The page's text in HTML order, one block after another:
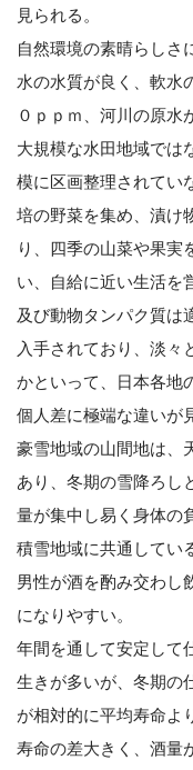
見られる。
自然環境の素晴らしさ
水の水質が良く、軟水
０ｐｐｍ、河川の原水
大規模な水田地域では
模に区画整理されてい
培の野菜を集め、漬け
り、四季の山菜や果実
い、自給に近い生活を
及び動物タンパク質は
入手されており、淡々
かといって、日本各地
個人差に極端な違いが
豪雪地域の山間地は、
あり、冬期の雪降ろし
量が集中し易く身体の
積雪地域に共通してい
男性が酒を酌み交わし
になりやすい。
年間を通して安定して
生きが多いが、冬期の
が相対的に平均寿命よ
寿命の差大きく、酒量